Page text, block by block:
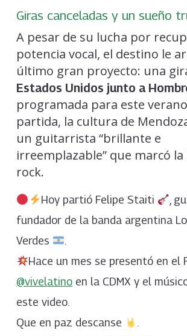
Giras canceladas y un sueño
A pesar de su lucha por
potencia vocal, el destino le
último gran proyecto: una
Estados Unidos junto a
programada para este
partida, la cultura de
un guitarrista “brillante e
irreemplazable” que marcó
rock.
Hoy partió Felipe Staiti
,
fundador de la banda argentina
Verdes
Hace un mes se presentó en el
@vivelatinoen la CDMX y el
este video.
Que en paz descanse